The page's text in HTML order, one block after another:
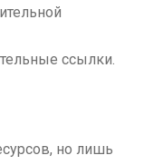
ссылки.
но лишь